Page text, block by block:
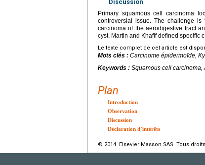
Discussion
Primary squamous cell carcinoma
controversial issue. The challenge
carcinoma of the aerodigestive tract
cyst. Martin and Khafif defined specific
Le texte complet de cet article est
Mots clés : Carcinome épidermoïde,
Keywords : Squamous cell
Plan
Introduction
Observation
Discussion
Déclaration d’intérêts
© 2014 Elsevier Masson SAS. Tous